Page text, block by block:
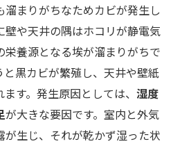
まりがちなためカビが発生し
や天井の隅はホコリが静電気
養源となる埃が溜まりがちで
黒カビが繁殖し、天井や壁紙
す。発生原因としては、 湿度
が大きな要因です。室内と外気
生じ、それが乾かず湿った状